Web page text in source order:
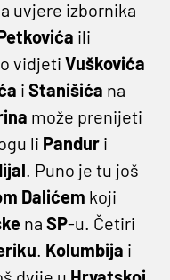
uvjere izbornika
ili
vidjeti Vuškovića
i Stanišića na
može prenijeti
li Pandur i
. Puno je tu još
Dalićem koji
na SP-u. Četiri
. Kolumbija i